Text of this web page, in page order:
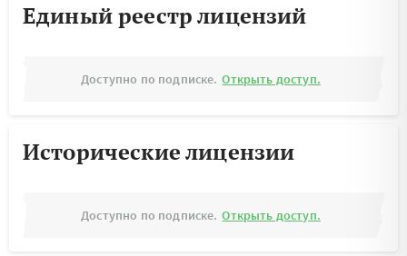
Единый реестр лицензий
Доступно по подписке. Открыть доступ.
Исторические лицензии
Доступно по подписке. Открыть доступ.